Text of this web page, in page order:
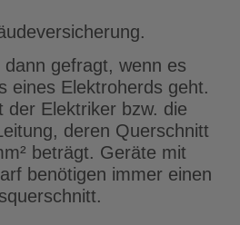
gefragt, wenn es
eines Elektroherds geht.
der Elektriker bzw. die
deren Querschnitt
beträgt. Geräte mit
benötigen immer einen